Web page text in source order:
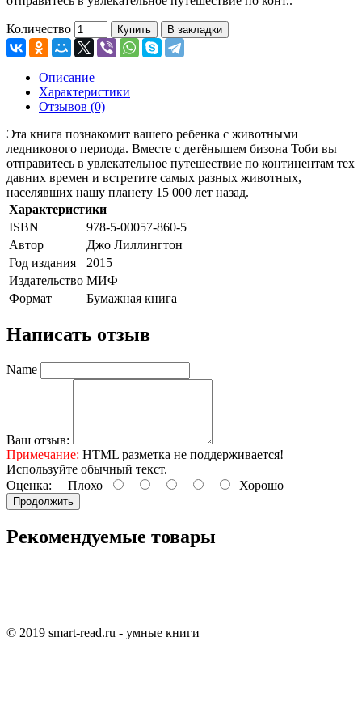
Количество Купить В закладки
Описание
Характеристики
Отзывов (0)
Эта книга познакомит вашего ребенка с животными
ледникового периода. Вместе с детёнышем бизона Тоби вы
отправитесь в увлекательное путешествие по континентам тех
давних времен и встретите самых разных животных,
населявших нашу планету 15 000 лет назад.
Характеристики
ISBN
978-5-00057-860-5
Автор
Джо Лиллингтон
Год издания
2015
Издательство МИФ
Формат
Бумажная книга
Написать отзыв
Name
Ваш отзыв:
Примечание: HTML разметка не поддерживается!
Используйте обычный текст.
Оценка: Плохо Хорошо
Продолжить
Рекомендуемые товары
© 2019 smart-read.ru - умные книги